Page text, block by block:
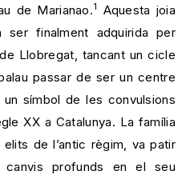
de Marianao.1
Aquesta joia
ser finalment adquirida per
Llobregat, tancant un cicle
passar de ser un centre
símbol de les convulsions
XX a Catalunya. La família
de l’antic règim, va patir
profunds en el seu